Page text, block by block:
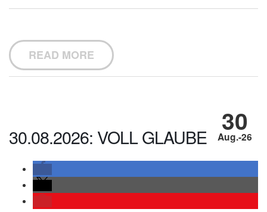
READ MORE
30
Aug.-26
30.08.2026: VOLL GLAUBE